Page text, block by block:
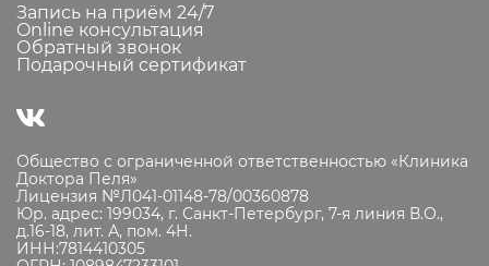
Запись на приём 24/7
Online консультация
Обратный звонок
Подарочный сертификат
Общество с ограниченной ответственностью «Клиника
Доктора Пеля»
Лицензия №Л041-01148-78/00360878
Юр. адрес: 199034, г. Санкт-Петербург, 7-я линия В.О.,
д.16-18, лит. А, пом. 4Н.
ИНН:7814410305